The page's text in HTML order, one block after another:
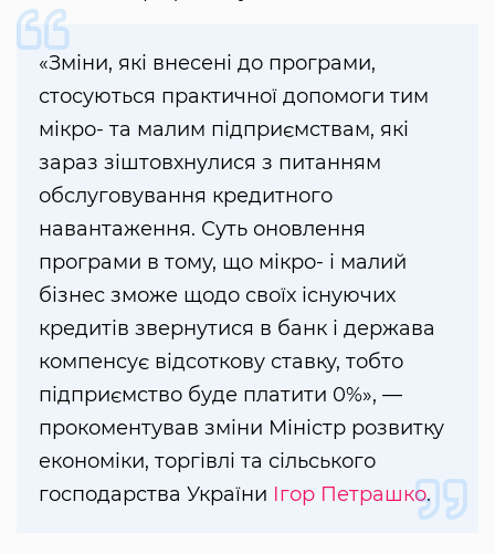
«Зміни, які внесені до програми,
стосуються практичної допомоги тим
мікро- та малим підприємствам, які
зараз зіштовхнулися з питанням
обслуговування кредитного
навантаження. Суть оновлення
програми в тому, що мікро- і малий
бізнес зможе щодо своїх існуючих
кредитів звернутися в банк і держава
компенсує відсоткову ставку, тобто
підприємство буде платити 0%», —
прокоментував зміни Міністр розвитку
економіки, торгівлі та сільського
господарства України Ігор Петрашко.